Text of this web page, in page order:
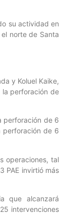
su actividad en
norte de Santa
y Koluel Kaike,
perforación de
perforación de 6
perforación de 6
operaciones, tal
PAE invirtió más
que alcanzará
intervenciones